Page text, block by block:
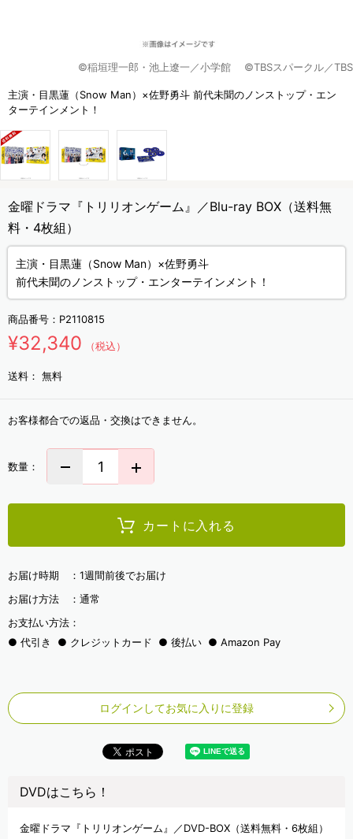
©稲垣理一郎・池上遼一／小学館 ©TBSスパークル／TBS
主演・目黒蓮（Snow Man）×佐野勇斗 前代未聞のノンストップ・エン
ターテインメント！
金曜ドラマ『トリリオンゲーム』／Blu-ray BOX（送料無
料・4枚組）
主演・目黒蓮（Snow Man）×佐野勇斗
前代未聞のノンストップ・エンターテインメント！
商品番号： P2110815
¥32,340 （税込）
送料： 無料
お客様都合での返品・交換はできません。
数量：
カートに入れる
お届け時期 ： 1週間前後でお届け
お届け方法 ： 通常
お支払い方法：
代引き
クレジットカード 後払い Amazon Pay
ログインしてお気に入りに登録
DVDはこちら！
金曜ドラマ『トリリオンゲーム』／DVD-BOX（送料無料・6枚組）